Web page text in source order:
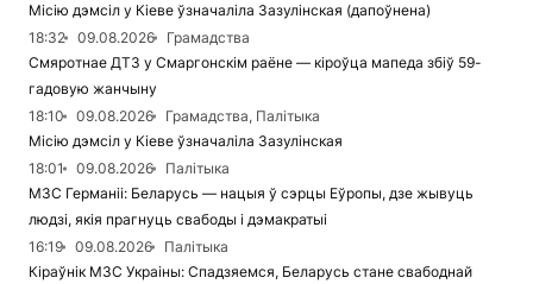
Місію дэмсіл у Кіеве ўзначаліла Зазулінская (дапоўнена)
18:32
09.08.2026
Грамадства
Смяротнае ДТЗ у Смаргонскім раёне — кіроўца мапеда збіў 59-
гадовую жанчыну
18:10
09.08.2026
Грамадства, Палітыка
Місію дэмсіл у Кіеве ўзначаліла Зазулінская
18:01
09.08.2026
Палітыка
МЗС Германіі: Беларусь — нацыя ў сэрцы Еўропы, дзе жывуць
людзі, якія прагнуць свабоды і дэмакратыі
16:19
09.08.2026
Палітыка
Кіраўнік МЗС Украіны: Спадзяемся, Беларусь стане свабоднай